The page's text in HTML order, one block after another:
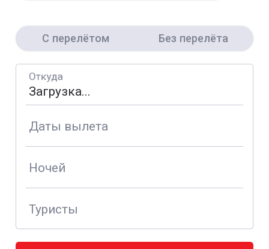
С перелётом Без перелёта
Откуда
Даты вылета
Ночей
Туристы